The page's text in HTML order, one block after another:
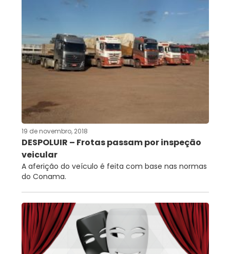
19 de novembro, 2018
DESPOLUIR – Frotas passam por inspeção
veicular
A aferição do veículo é feita com base nas normas
do Conama.